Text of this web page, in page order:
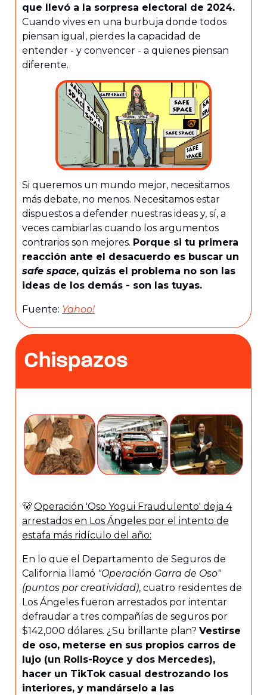
que llevó a la sorpresa electoral de 2024.
Cuando vives en una burbuja donde todos
piensan igual, pierdes la capacidad de
entender - y convencer - a quienes piensan
diferente.
Si queremos un mundo mejor, necesitamos
más debate, no menos. Necesitamos estar
dispuestos a defender nuestras ideas y, sí, a
veces cambiarlas cuando los argumentos
contrarios son mejores. Porque si tu primera
reacción ante el desacuerdo es buscar un
safe space, quizás el problema no son las
ideas de los demás - son las tuyas.
Fuente: Yahoo!
🐻 Operación 'Oso Yogui Fraudulento' deja 4
arrestados en Los Ángeles por el intento de
estafa más ridículo del año:
En lo que el Departamento de Seguros de
California llamó "Operación Garra de Oso"
(puntos por creatividad), cuatro residentes de
Los Ángeles fueron arrestados por intentar
defraudar a tres compañías de seguros por
$142,000 dólares. ¿Su brillante plan? Vestirse
de oso, meterse en sus propios carros de
lujo (un Rolls-Royce y dos Mercedes),
hacer un TikTok casual destrozando los
interiores, y mandárselo a las